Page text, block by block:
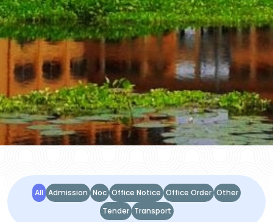
NOTICE BOARD
All Admission Noc Office Notice Office Order Other
Tender Transport